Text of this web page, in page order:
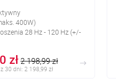
400W)
28 Hz - 120 Hz (+/-
zł2 198,99 zł
30 dni: 2 198,99 zł